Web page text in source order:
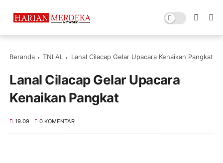
Beranda TNI AL Lanal Cilacap Gelar Upacara Kenaikan Pangkat
Lanal Cilacap Gelar Upacara
Kenaikan Pangkat
19.09 0 KOMENTAR